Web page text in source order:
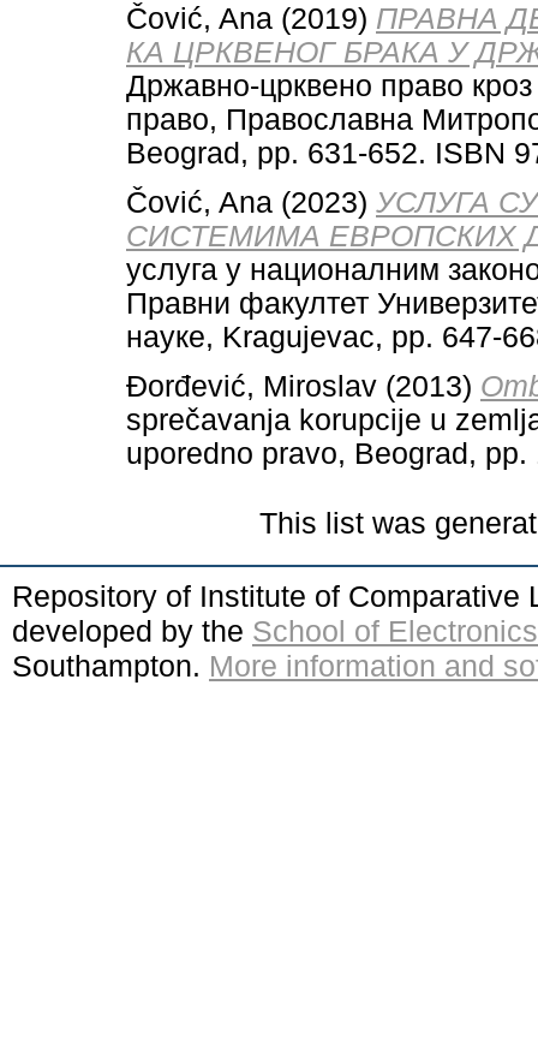
Čović, Ana (2019) ПРАВ­НА
КА ЦР­КВЕ­НОГ БРА­КА У
Државно-црквено право
право, Православна
Beograd, pp. 631-652. ISBN
Čović, Ana (2023) УСЛУГА
СИСТЕМИМА ЕВРОПСКИХ
услуга у националним
Правни факултет
науке, Kragujevac, pp. 647-
Đorđević, Miroslav (2013)
sprečavanja korupcije u
uporedno pravo, Beograd, pp.
This list was
Repository of Institute of
developed by the School of
Southampton. More information and